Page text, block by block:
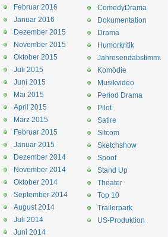
ComedyDrama
Dokumentation
Drama
Humorkritik
Jahresendabstimmung
Komödie
Musikvideo
Period Drama
Pilot
Satire
Sitcom
Sketchshow
Spoof
Stand Up
Theater
Top 10
Trailerpark
US-Produktion
Februar 2016
Januar 2016
Dezember 2015
November 2015
Oktober 2015
Juli 2015
Juni 2015
Mai 2015
April 2015
März 2015
Februar 2015
Januar 2015
Dezember 2014
November 2014
Oktober 2014
September 2014
August 2014
Juli 2014
Juni 2014